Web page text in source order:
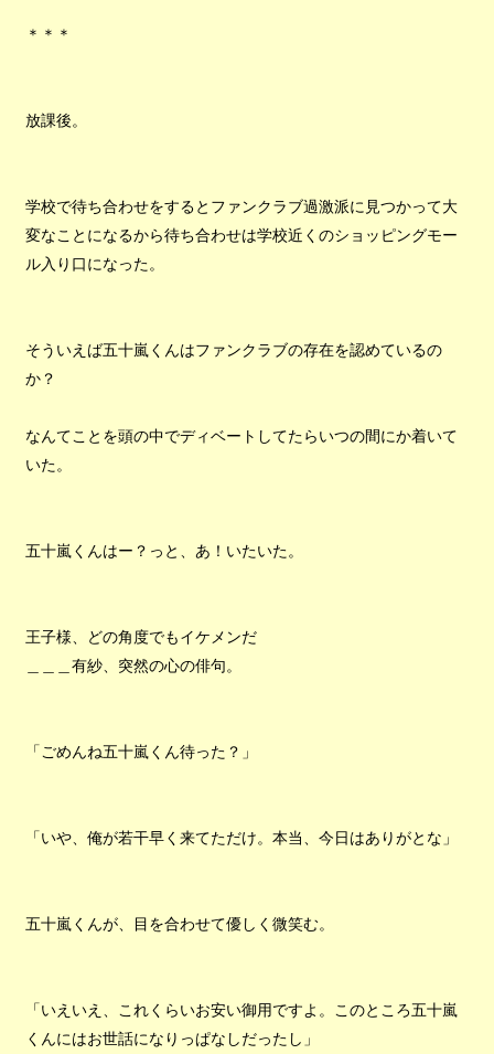
＊＊＊
放課後。
学校で待ち合わせをするとファンクラブ過激派に見つかって大
変なことになるから待ち合わせは学校近くのショッピングモー
ル入り口になった。
そういえば五十嵐くんはファンクラブの存在を認めているの
か？
なんてことを頭の中でディベートしてたらいつの間にか着いて
いた。
五十嵐くんはー？っと、あ！いたいた。
王子様、どの角度でもイケメンだ
＿＿＿有紗、突然の心の俳句。
「ごめんね五十嵐くん待った？」
「いや、俺が若干早く来てただけ。本当、今日はありがとな」
五十嵐くんが、目を合わせて優しく微笑む。
「いえいえ、これくらいお安い御用ですよ。このところ五十嵐
くんにはお世話になりっぱなしだったし」